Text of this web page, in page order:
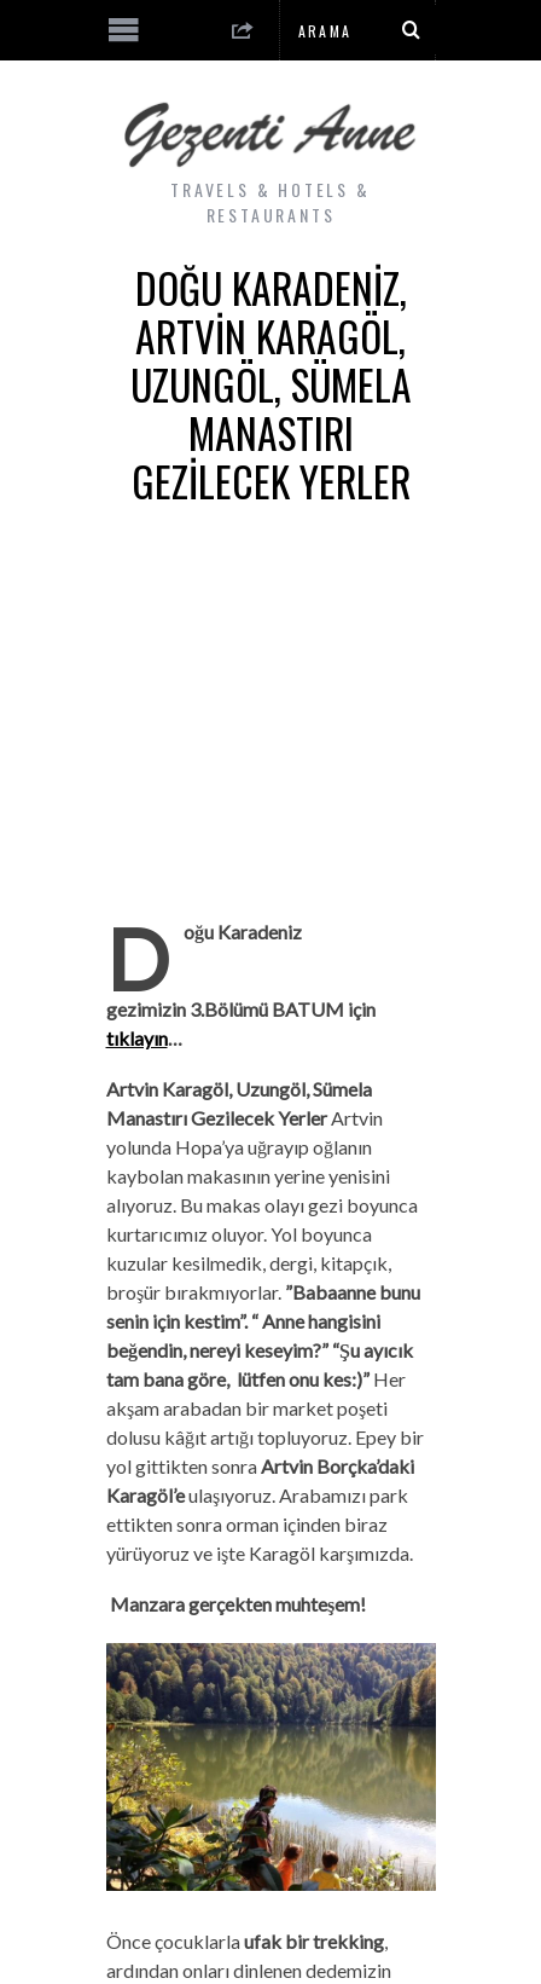
TRAVELS & HOTELS &
RESTAURANTS
DOĞU KARADENIZ,
ARTVIN KARAGÖL,
UZUNGÖL, SÜMELA
MANASTIRI
GEZILECEK YERLER
D oğu Karadeniz
gezimizin 3.Bölümü BATUM için
tıklayın…
Artvin Karagöl, Uzungöl, Sümela
Manastırı Gezilecek YerlerArtvin
yolunda Hopa’ya uğrayıp oğlanın
kaybolan makasının yerine yenisini
alıyoruz. Bu makas olayı gezi boyunca
kurtarıcımız oluyor. Yol boyunca
kuzular kesilmedik, dergi, kitapçık,
broşür bırakmıyorlar. ”Babaanne bunu
senin için kestim”. “ Anne hangisini
beğendin, nereyi keseyim?” “Şu ayıcık
tam bana göre, lütfen onu kes:)” Her
akşam arabadan bir market poşeti
dolusu kâğıt artığı topluyoruz. Epey bir
yol gittikten sonraArtvin Borçka’daki
Karagöl’eulaşıyoruz. Arabamızı park
ettikten sonra orman içinden biraz
yürüyoruz ve işte Karagöl karşımızda.
Manzara gerçekten muhteşem!
Önce çocuklarlaufak bir trekking,
ardından onları dinlenen dedemizin